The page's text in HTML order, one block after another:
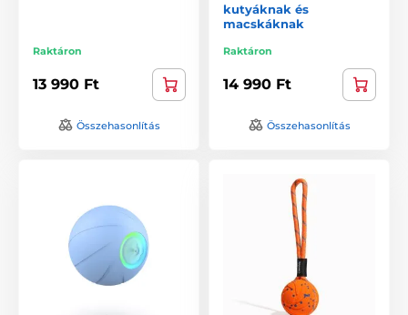
Raktáron
13 990 Ft
Összehasonlítás
kutyáknak és
macskáknak
Raktáron
14 990 Ft
Összehasonlítás